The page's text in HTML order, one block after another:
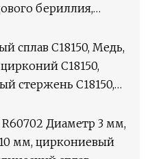
бериллия,
сплава M25,
стержень
сплав C18150, Медь,
C18150,
стержень C18150,
R60702 Диаметр 3 мм,
мм, циркониевый